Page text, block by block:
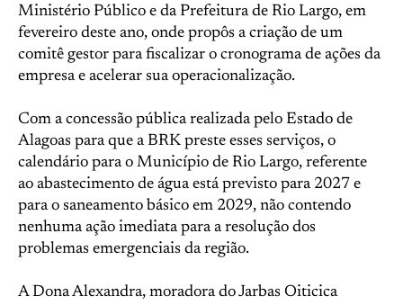
Ministério Público e da Prefeitura de Rio Largo, em
fevereiro deste ano, onde propôs a criação de um
comitê gestor para fiscalizar o cronograma de ações da
empresa e acelerar sua operacionalização.
Com a concessão pública realizada pelo Estado de
Alagoas para que a BRK preste esses serviços, o
calendário para o Município de Rio Largo, referente
ao abastecimento de água está previsto para 2027 e
para o saneamento básico em 2029, não contendo
nenhuma ação imediata para a resolução dos
problemas emergenciais da região.
A Dona Alexandra, moradora do Jarbas Oiticica